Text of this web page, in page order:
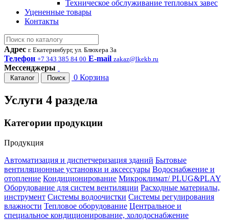
Техническое обслуживание тепловых завес
Уцененные товары
Контакты
Адрес г. Екатеринбург, ул. Блюхера 3а
Телефон +7 343 385 84 00 E-mail zakaz@lkekb.ru
Мессенджеры
Каталог Поиск 0 Корзина
Услуги 4 раздела
Категории продукции
Продукция
Автоматизация и диспетчеризация зданий Бытовые
вентиляционные установки и аксессуары Водоснабжение и
отопление Кондиционирование Микроклимат/ PLUG&PLAY
Оборудование для систем вентиляции Расходные материалы,
инструмент Системы водоочистки Системы регулирования
влажности Тепловое оборудование Центральное и
специальное кондиционирование, холодоснабжение